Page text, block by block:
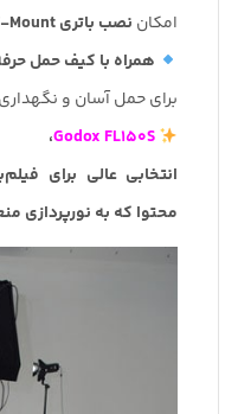
امکان نصب باتری V-Mount
همراه با کیف حمل
برای حمل آسان و
Godox FL150S،
انتخابی عالی برای
محتوا که به نورپردازی